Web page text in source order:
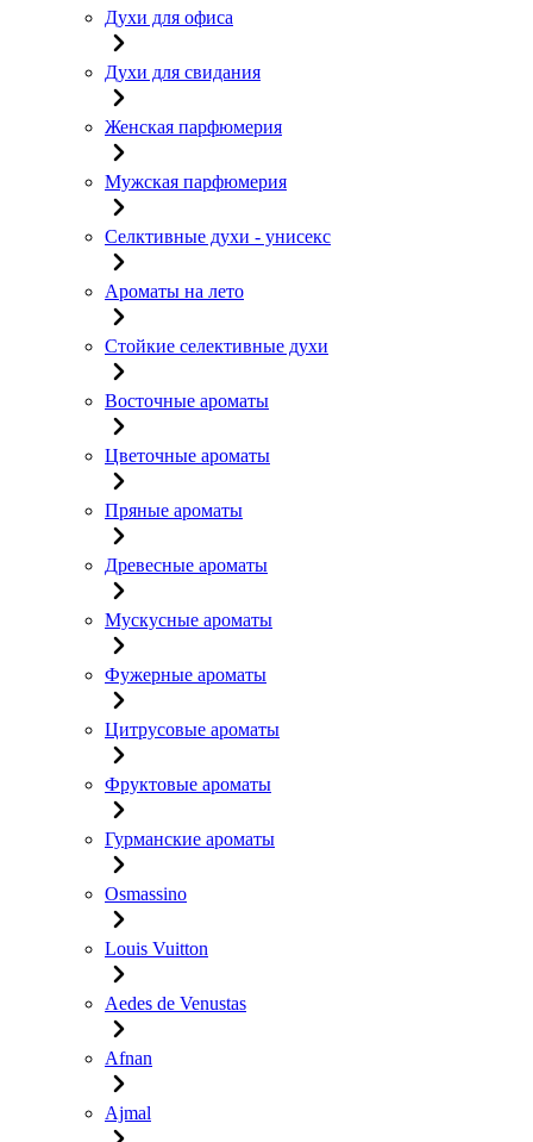
Духи для офиса
Духи для свидания
Женская парфюмерия
Мужская парфюмерия
Селктивные духи - унисекс
Ароматы на лето
Стойкие селективные духи
Восточные ароматы
Цветочные ароматы
Пряные ароматы
Древесные ароматы
Мускусные ароматы
Фужерные ароматы
Цитрусовые ароматы
Фруктовые ароматы
Гурманские ароматы
Osmassino
Louis Vuitton
Aedes de Venustas
Afnan
Ajmal